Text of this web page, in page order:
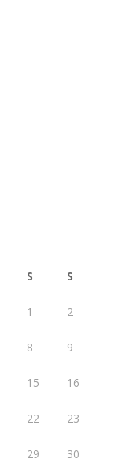
S S
1 2
8 9
15 16
22 23
29 30